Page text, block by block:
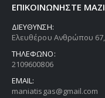
ΕΠΙΚΟΙΝΩΝΗΣΤΕ
ΔΙΕΥΘΥΝΣΗ:
Ελευθέρου Ανθρώπου
ΤΗΛΕΦΩΝΟ:
2109600806
EMAIL:
maniatisgas@gmail.com